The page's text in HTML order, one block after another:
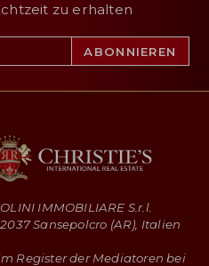
zu erhalten
IMMOBILIARE S.r.l.
Sansepolcro (AR), Italien
Register der Mediatoren bei